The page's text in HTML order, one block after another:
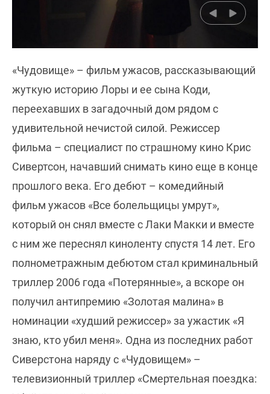
«Чудовище» – фильм ужасов, рассказывающий
жуткую историю Лоры и ее сына Коди,
переехавших в загадочный дом рядом с
удивительной нечистой силой. Режиссер
фильма – специалист по страшному кино Крис
Сивертсон, начавший снимать кино еще в конце
прошлого века. Его дебют – комедийный
фильм ужасов «Все болельщицы умрут»,
который он снял вместе с Лаки Макки и вместе
с ним же переснял киноленту спустя 14 лет. Его
полнометражным дебютом стал криминальный
триллер 2006 года «Потерянные», а вскоре он
получил антипремию «Золотая малина» в
номинации «худший режиссер» за ужастик «Я
знаю, кто убил меня». Одна из последних работ
Сиверстона наряду с «Чудовищем» –
телевизионный триллер «Смертельная поездка: